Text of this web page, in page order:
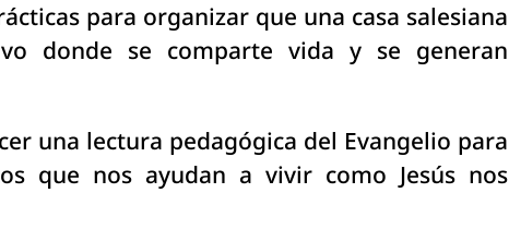
para organizar que una casa salesiana
donde se comparte vida y se generan
una lectura pedagógica del Evangelio para
que nos ayudan a vivir como Jesús nos